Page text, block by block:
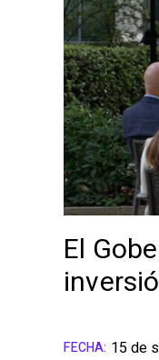
El
FECHA: 15 de